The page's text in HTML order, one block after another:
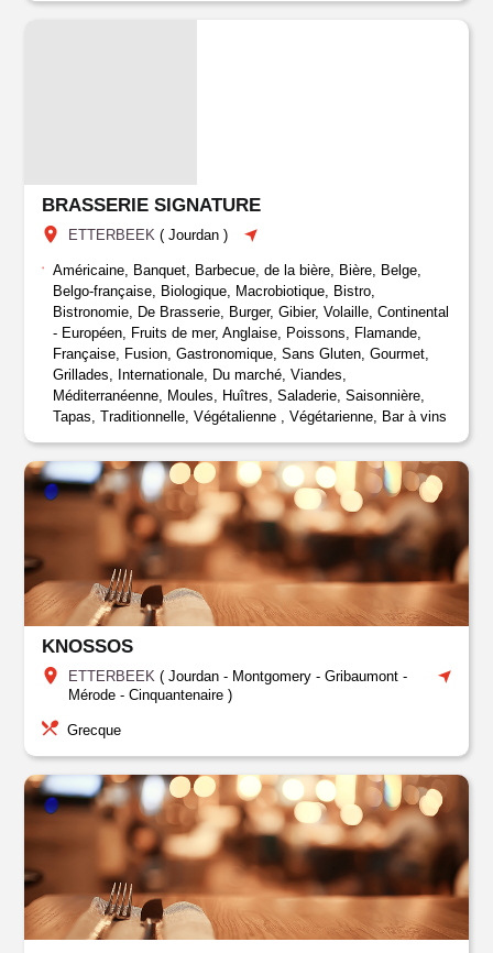
BRASSERIE SIGNATURE
ETTERBEEK (Jourdan )
Américaine, Banquet, Barbecue, de la bière, Bière, Belge,
Belgo-française, Biologique, Macrobiotique, Bistro,
Bistronomie, De Brasserie, Burger, Gibier, Volaille, Continental
- Européen, Fruits de mer, Anglaise, Poissons, Flamande,
Française, Fusion, Gastronomique, Sans Gluten, Gourmet,
Grillades, Internationale, Du marché, Viandes,
Méditerranéenne, Moules, Huîtres, Saladerie, Saisonnière,
Tapas, Traditionnelle, Végétalienne , Végétarienne, Bar à vins
KNOSSOS
ETTERBEEK (Jourdan - Montgomery - Gribaumont -
Mérode - Cinquantenaire )
Grecque